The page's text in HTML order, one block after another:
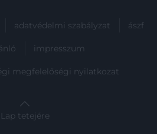
adatvédelmi szabályzat ászf
impresszum
megfelelőségi nyilatkozat
Lap tetejére